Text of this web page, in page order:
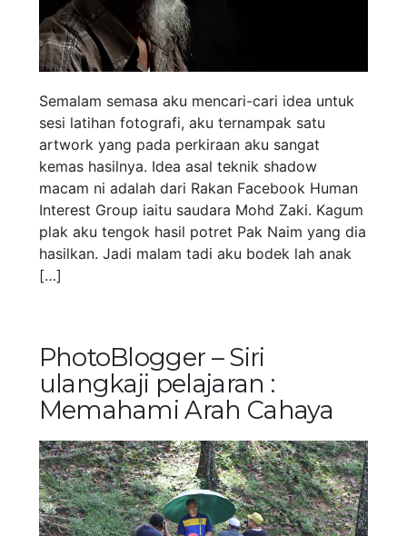
Semalam semasa aku mencari-cari idea untuk
sesi latihan fotografi, aku ternampak satu
artwork yang pada perkiraan aku sangat
kemas hasilnya. Idea asal teknik shadow
macam ni adalah dari Rakan Facebook Human
Interest Group iaitu saudara Mohd Zaki. Kagum
plak aku tengok hasil potret Pak Naim yang dia
hasilkan. Jadi malam tadi aku bodek lah anak
[…]
PhotoBlogger – Siri
ulangkaji pelajaran :
Memahami Arah Cahaya